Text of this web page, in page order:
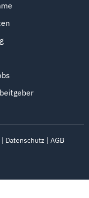
Datenschutz AGB